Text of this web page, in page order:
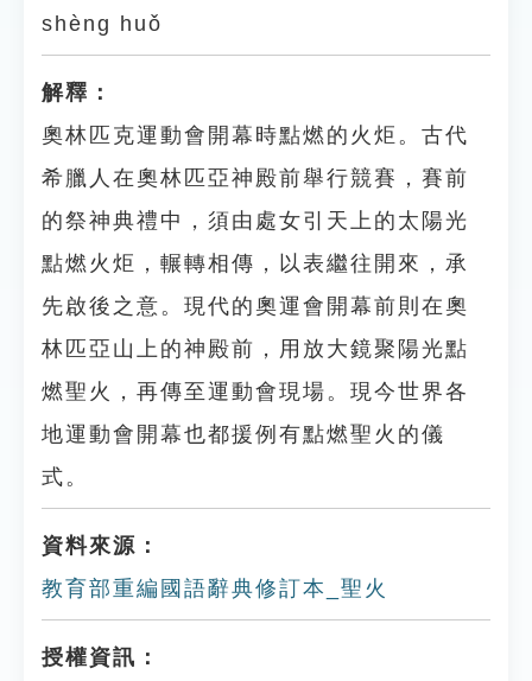
shèng huǒ
解釋：
奧林匹克運動會開幕時點燃的火炬。古代
希臘人在奧林匹亞神殿前舉行競賽，賽前
的祭神典禮中，須由處女引天上的太陽光
點燃火炬，輾轉相傳，以表繼往開來，承
先啟後之意。現代的奧運會開幕前則在奧
林匹亞山上的神殿前，用放大鏡聚陽光點
燃聖火，再傳至運動會現場。現今世界各
地運動會開幕也都援例有點燃聖火的儀
式。
資料來源：
教育部重編國語辭典修訂本_聖火
授權資訊：